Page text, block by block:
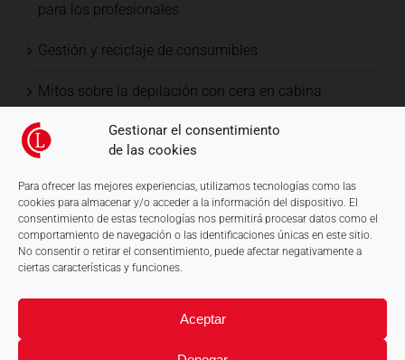
Gestionar el consentimiento
de las cookies
Para ofrecer las mejores experiencias, utilizamos tecnologías como las
cookies para almacenar y/o acceder a la información del dispositivo. El
consentimiento de estas tecnologías nos permitirá procesar datos como el
comportamiento de navegación o las identificaciones únicas en este sitio.
No consentir o retirar el consentimiento, puede afectar negativamente a
ciertas características y funciones.
Aceptar
para los profesionales
Gestión y reciclaje de consumibles
Mitos sobre la depilación con cera en cabina